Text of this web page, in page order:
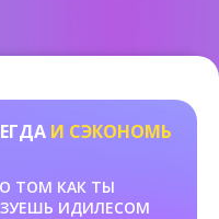
И СЭКОНОМЬ
ТОМ КАК ТЫ
ИДИЛЕСОМ